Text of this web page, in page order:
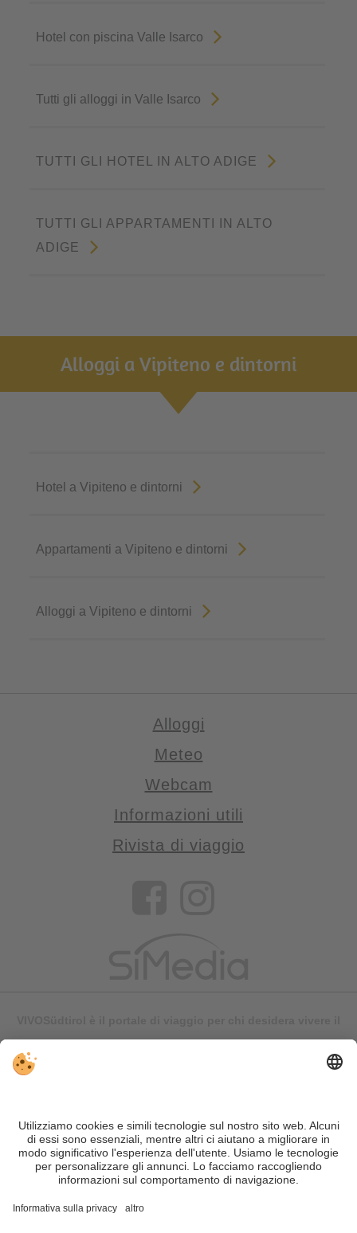
Hotel con piscina Valle Isarco
Tutti gli alloggi in Valle Isarco
TUTTI GLI HOTEL IN ALTO ADIGE
TUTTI GLI APPARTAMENTI IN ALTO
ADIGE
Alloggi a Vipiteno e dintorni
Hotel a Vipiteno e dintorni
Appartamenti a Vipiteno e dintorni
Alloggi a Vipiteno e dintorni
Alloggi
Meteo
Webcam
Informazioni utili
Rivista di viaggio
contenuti, si possono verificare errori. Non garantiamo la
correttezza e la completezza di tutte le informazioni. Per
motivi di sicurezza, si prega di verificare chiedendo
direttamente sul posto all'organizzatore.